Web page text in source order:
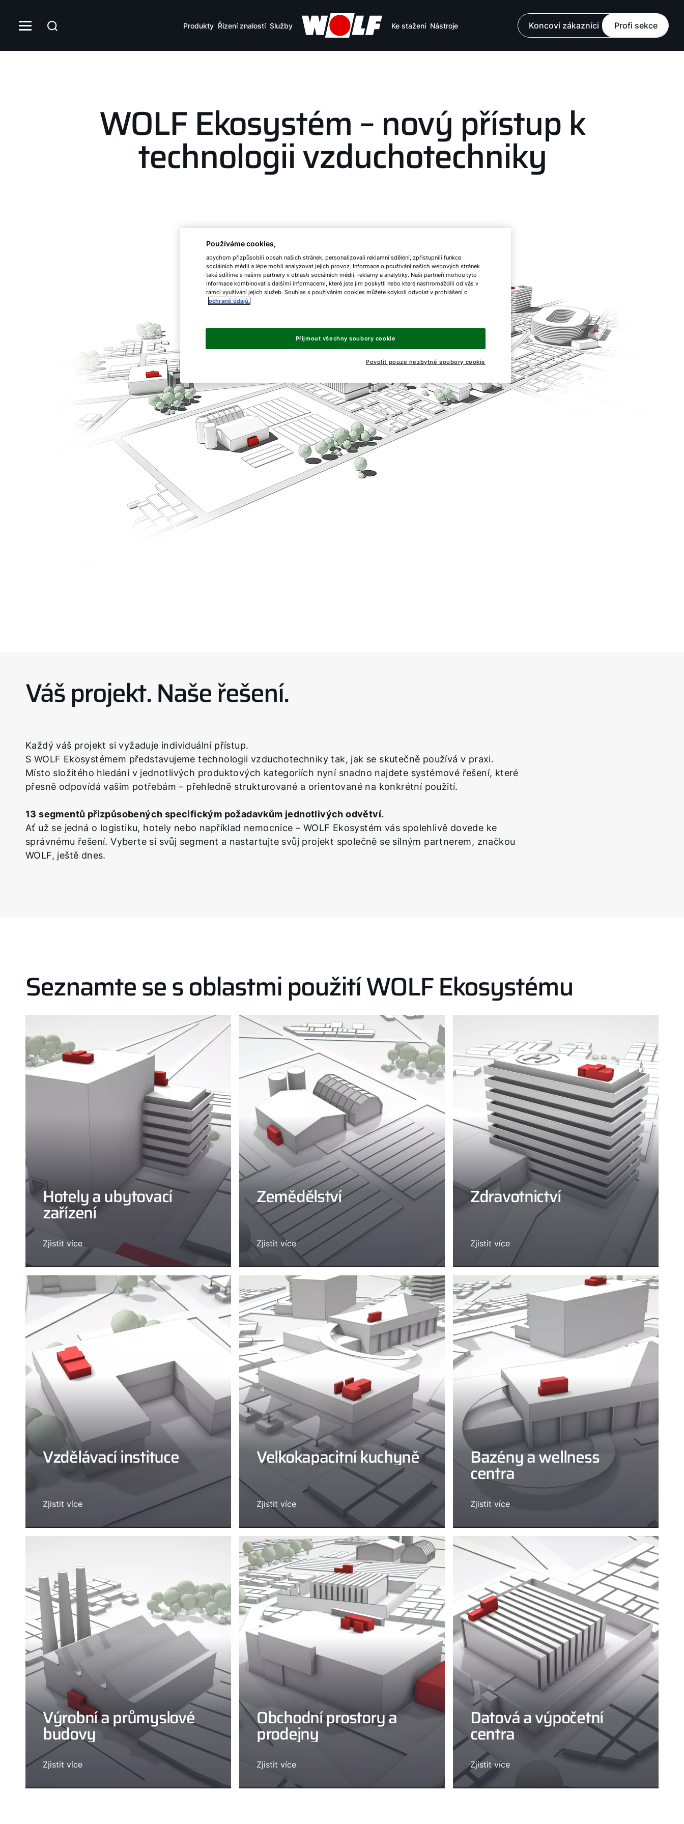
Produkty Řízení znalostí Služby Ke stažení Nástroje Koncoví zákazníci Profi sekce
WOLF Ekosystém – nový přístup k
technologii vzduchotechniky
Váš projekt. Naše řešení.
Každý váš projekt si vyžaduje individuální přístup.
S WOLF Ekosystémem představujeme technologii vzduchotechniky tak, jak se skutečně používá v praxi.
Místo složitého hledání v jednotlivých produktových kategoriích nyní snadno najdete systémové řešení, které
přesně odpovídá vašim potřebám – přehledně strukturované a orientované na konkrétní použití.
13 segmentů přizpůsobených specifickým požadavkům jednotlivých odvětví.
Ať už se jedná o logistiku, hotely nebo například nemocnice – WOLF Ekosystém vás spolehlivě dovede ke
správnému řešení. Vyberte si svůj segment a nastartujte svůj projekt společně se silným partnerem, značkou
WOLF, ještě dnes.
Seznamte se s oblastmi použití WOLF Ekosystému
Hotely a ubytovací
zařízení
Zjistit více
Zemědělství
Zjistit více
Zdravotnictví
Zjistit více
Vzdělávací instituce
Zjistit více
Velkokapacitní kuchyně
Zjistit více
Bazény a wellness
centra
Zjistit více
Výrobní a průmyslové
budovy
Zjistit více
Obchodní prostory a
prodejny
Zjistit více
Datová a výpočetní
centra
Zjistit více
Používáme cookies,
abychom přizpůsobili obsah našich stránek, personalizovali reklamní sdělení, zpřístupnili funkce
sociálních médií a lépe mohli analyzovat jejich provoz. Informace o používání našich webových stránek
také sdílíme s našimi partnery v oblasti sociálních médií, reklamy a analytiky. Naši partneři mohou tyto
informace kombinovat s dalšími informacemi, které jste jim poskytli nebo které nashromáždili od vás v
rámci využívání jejich služeb. Souhlas s používáním cookies můžete kdykoli odvolat v prohlášení o
ochraně údajů.
Povolit pouze nezbytné soubory cookie
Přijmout všechny soubory cookie